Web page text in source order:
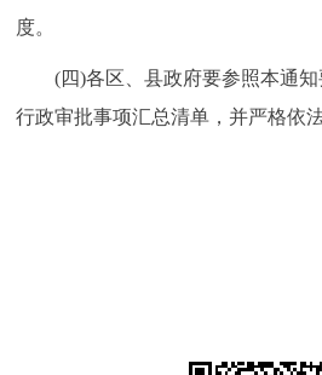
度。
(四)各区、县政府要参照本通知
行政审批事项汇总清单，并严格依